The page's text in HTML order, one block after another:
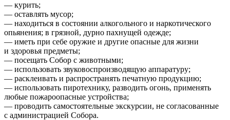
— курить;
— оставлять мусор;
— находиться в состоянии алкогольного и наркотического
опьянения; в грязной, дурно пахнущей одежде;
— иметь при себе оружие и другие опасные для жизни
и здоровья предметы;
— посещать Собор с животными;
— использовать звуковоспроизводящую аппаратуру;
— расклеивать и распространять печатную продукцию;
— использовать пиротехнику, разводить огонь, применять
любые пожароопасные устройства;
— проводить самостоятельные экскурсии, не согласованные
с администрацией Собора.